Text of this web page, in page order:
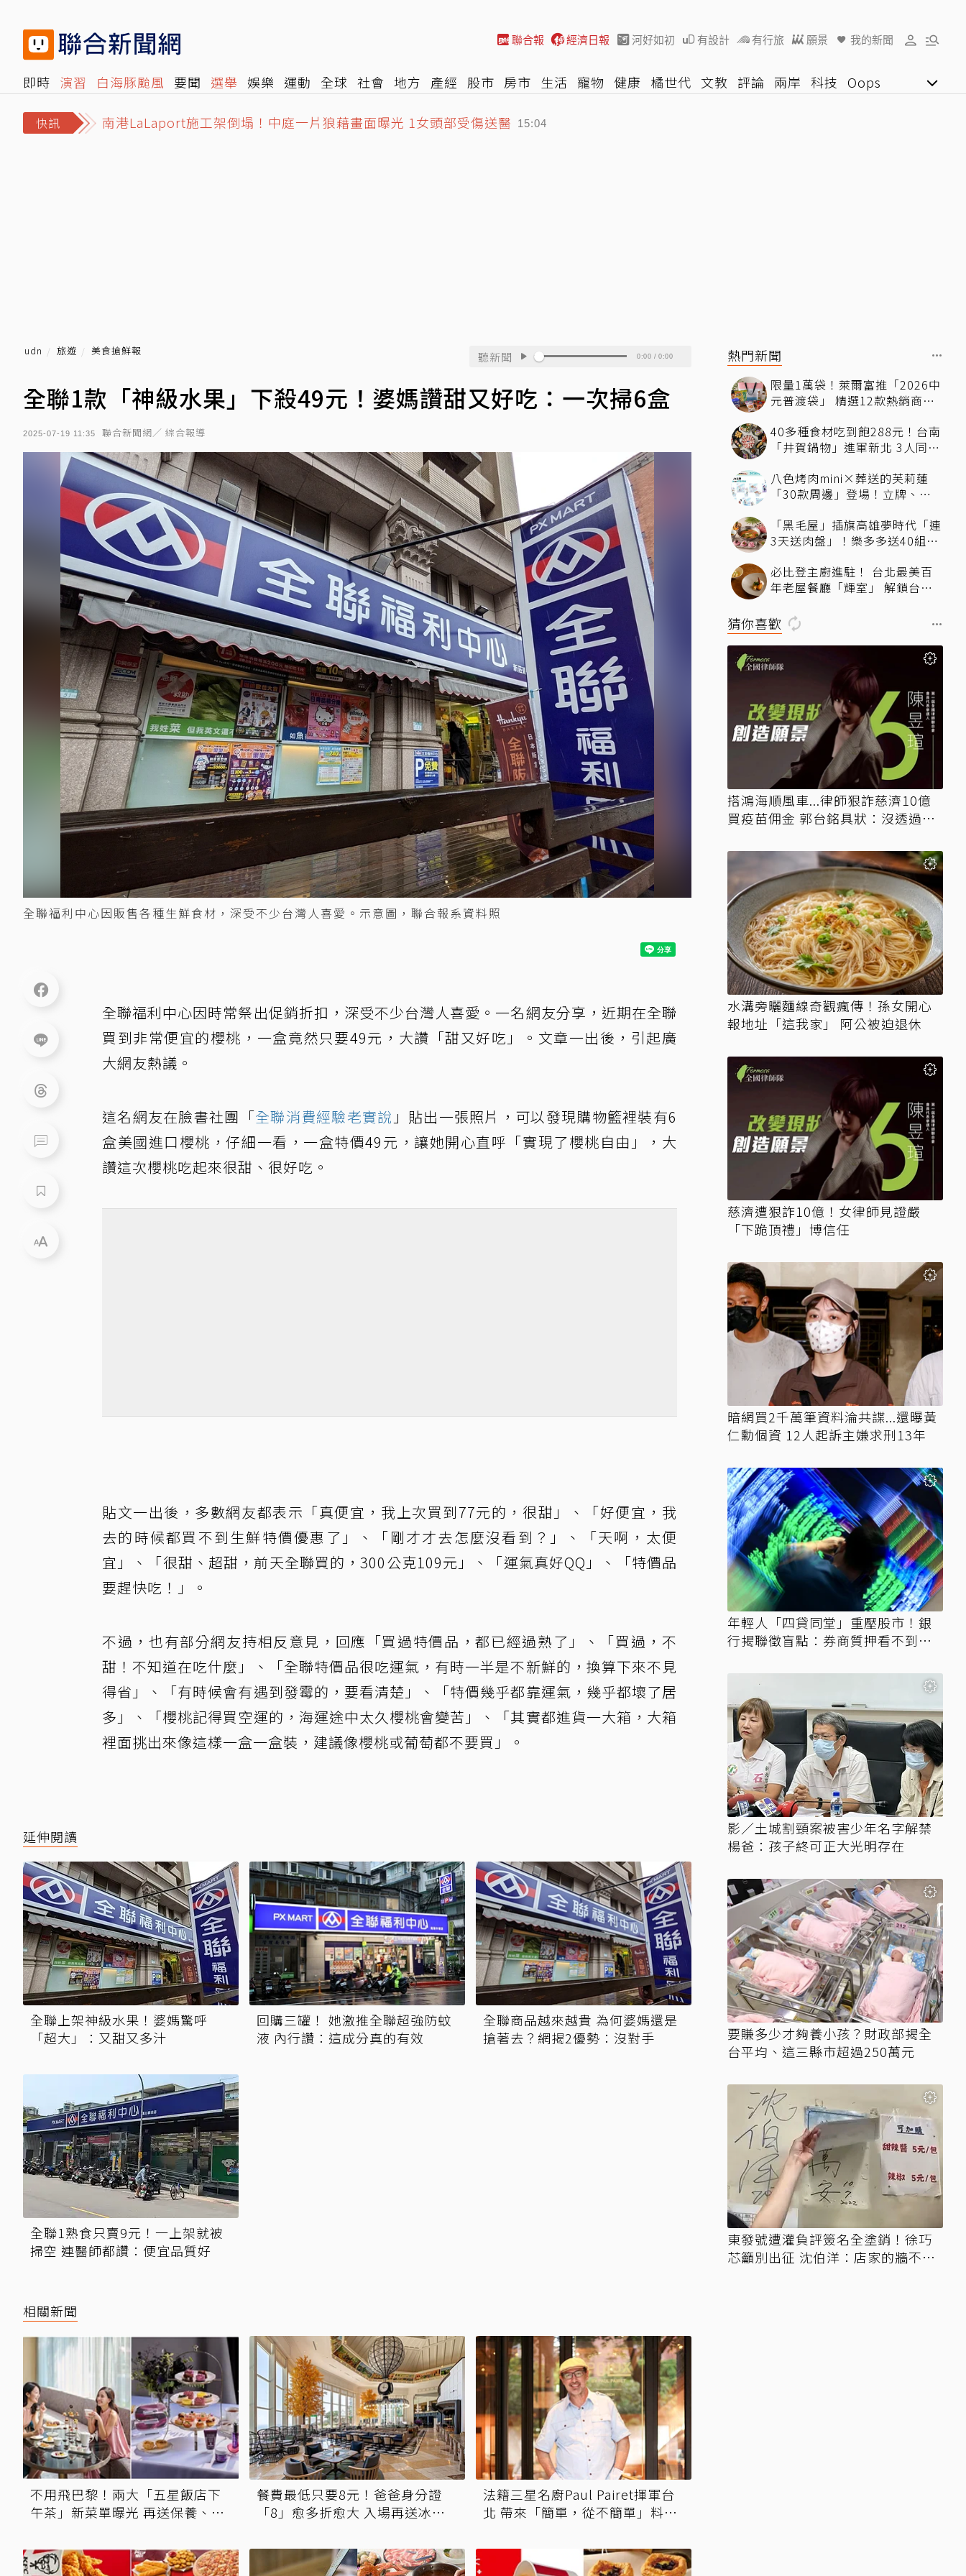
聯合報 經濟日報 河好如初 有設計 有行旅 願景 我的新聞
即時 演習 白海豚颱風 要聞 選舉 娛樂 運動 全球 社會 地方 產經 股市 房市 生活 寵物 健康 橘世代 文教 評論 兩岸 科技 Oops
快訊
南港LaLaport施工架倒塌！中庭一片狼藉畫面曝光 1女頭部受傷送醫
白海豚颱風海警發布 北部海面列入首波警戒區 15:00
udn 旅遊 美食搶鮮報 聽新聞 0:00 / 0:00
全聯1款「神級水果」下殺49元！婆媽讚甜又好吃：一次掃6盒
2025-07-19 11:35 聯合新聞網／ 綜合報導
全聯福利中心因販售各種生鮮食材，深受不少台灣人喜愛。示意圖，聯合報系資料照
全聯福利中心因時常祭出促銷折扣，深受不少台灣人喜愛。一名網友分享，近期在全聯
買到非常便宜的櫻桃，一盒竟然只要49元，大讚「甜又好吃」。文章一出後，引起廣
大網友熱議。
這名網友在臉書社團「全聯消費經驗老實說 」貼出一張照片，可以發現購物籃裡裝有6
盒美國進口櫻桃，仔細一看，一盒特價49元，讓她開心直呼「實現了櫻桃自由」，大
讚這次櫻桃吃起來很甜、很好吃。
貼文一出後，多數網友都表示「真便宜，我上次買到77元的，很甜」、「好便宜，我
去的時候都買不到生鮮特價優惠了」、「剛才才去怎麼沒看到？」、「天啊，太便
宜」、「很甜、超甜，前天全聯買的，300公克109元」、「運氣真好QQ」、「特價品
要趕快吃！」。
不過，也有部分網友持相反意見，回應「買過特價品，都已經過熟了」、「買過，不
甜！不知道在吃什麼」、「全聯特價品很吃運氣，有時一半是不新鮮的，換算下來不見
得省」、「有時候會有遇到發霉的，要看清楚」、「特價幾乎都靠運氣，幾乎都壞了居
多」、「櫻桃記得買空運的，海運途中太久櫻桃會變苦」、「其實都進貨一大箱，大箱
裡面挑出來像這樣一盒一盒裝，建議像櫻桃或葡萄都不要買」。
延伸閱讀
全聯上架神級水果！婆媽驚呼
「超大」：又甜又多汁
回購三罐！ 她激推全聯超強防蚊
液 內行讚：這成分真的有效
全聯商品越來越貴 為何婆媽還是
搶著去？網揭2優勢：沒對手
全聯1熟食只賣9元！一上架就被
掃空 連醫師都讚：便宜品質好
相關新聞
不用飛巴黎！兩大「五星飯店下
午茶」新菜單曝光 再送保養、香
餐費最低只要8元！爸爸身分證
「8」愈多折愈大 入場再送冰涼
法籍三星名廚Paul Pairet揮軍台
北 帶來「簡單，從不簡單」料理
熱門新聞
限量1萬袋！萊爾富推「2026中
元普渡袋」 精選12款熱銷商品
40多種食材吃到飽288元！台南
「井賀鍋物」進軍新北 3人同行
八色烤肉mini×葬送的芙莉蓮
「30款周邊」登場！立牌、鑰
「黑毛屋」插旗高雄夢時代「連
3天送肉盤」！樂多多送40組鐵
必比登主廚進駐！ 台北最美百
年老屋餐廳「輝室」 解鎖台味
猜你喜歡
搭鴻海順風車...律師狠詐慈濟10億
買疫苗佣金 郭台銘具狀：沒透過仲
水溝旁曬麵線奇觀瘋傳！孫女開心
報地址「這我家」 阿公被迫退休
慈濟遭狠詐10億！女律師見證嚴
「下跪頂禮」博信任
暗網買2千萬筆資料淪共諜...還曝黃
仁勳個資 12人起訴主嫌求刑13年
年輕人「四貸同堂」重壓股市！銀
行揭聯徵盲點：券商質押看不到、
影／土城割頸案被害少年名字解禁
楊爸：孩子終可正大光明存在
要賺多少才夠養小孩？財政部揭全
台平均、這三縣市超過250萬元
東發號遭灌負評簽名全塗銷！徐巧
芯籲別出征 沈伯洋：店家的牆不需